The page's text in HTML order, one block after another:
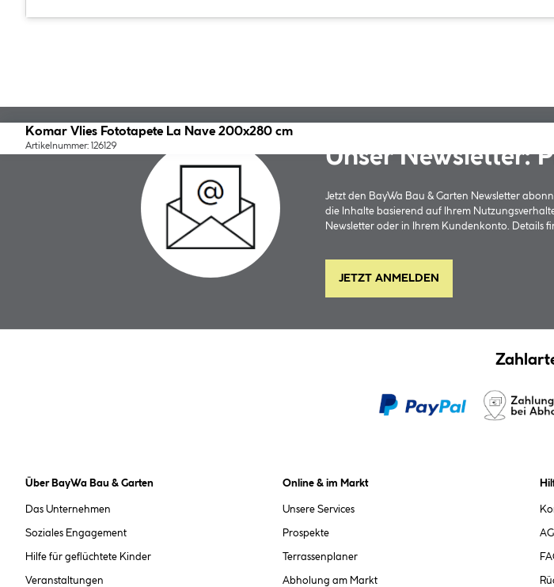
Komar Vlies Fototapete La Nave 200x280 cm
Artikelnummer: 126129 Unser Newsletter:
Jetzt den BayWa Bau & Garten Newsletter
die Inhalte basierend auf Ihrem
Newsletter oder in Ihrem Kundenkonto. Details
JETZT ANMELDEN
Über BayWa Bau & Garten
Das Unternehmen
Soziales Engagement
Hilfe für geflüchtete Kinder
Veranstaltungen
Online & im Markt
Unsere Services
Prospekte
Terrassenplaner
Abholung am Markt